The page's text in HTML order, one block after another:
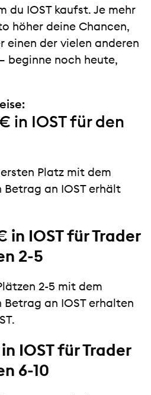
du IOST kaufst. Je mehr
höher deine Chancen,
einen der vielen anderen
beginne noch heute,
in IOST für den
Platz mit dem
an IOST erhält
in IOST für Trader
2-5
2-5 mit dem
an IOST erhalten
IOST für Trader
6-10